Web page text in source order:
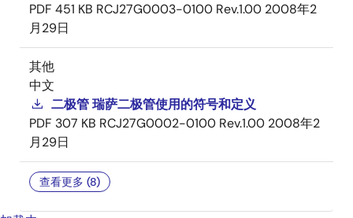
PDF 451 KB RCJ27G0003-0100 Rev.1.00 2008年2
月29日
其他
中文
二极管 瑞萨二极管使用的符号和定义
PDF 307 KB RCJ27G0002-0100 Rev.1.00 2008年2
月29日
查看更多 (8)